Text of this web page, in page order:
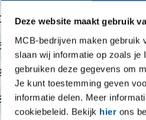
Deze website maakt gebruik
MCB-bedrijven maken gebruik
slaan wij informatie op zoals
gebruiken deze gegevens om
Je kunt toestemming geven
informatie delen. Meer
cookiebeleid. Bekijk hier ons
Rvs 316 lasnippel BSP
Rvs 316 lasnippel BSP
Rvs 316 lasnippel BSP
Rvs 316 lasnippel BSP